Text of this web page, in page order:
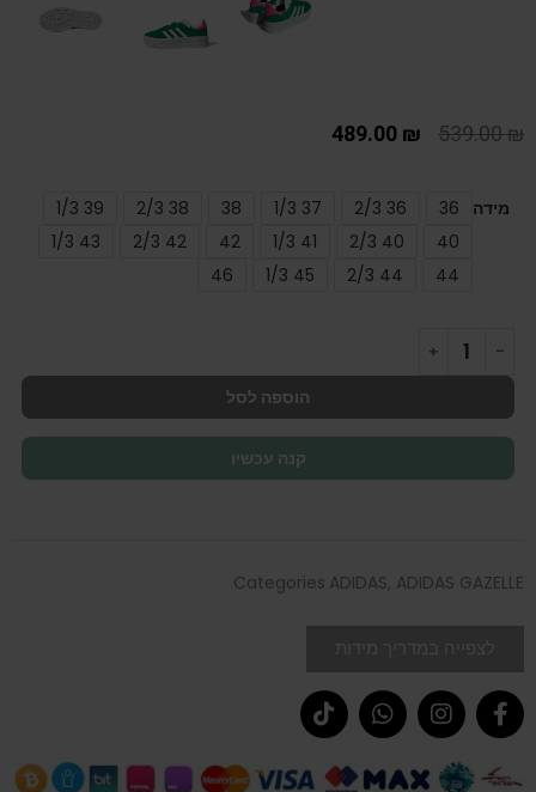
539.00₪
489.00 ₪
מידה 36
36 2/3
37 1/3
38
38 2/3
39 1/3
40
40 2/3
41 1/3
42
42 2/3
43 1/3
44
44 2/3
45 1/3
46
הוספה לסל
קנה עכשיו
Categories ADIDAS, ADIDAS GAZELLE